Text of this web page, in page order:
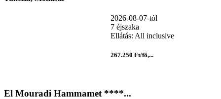
2026-08-07-tól
7 éjszaka
Ellátás: All inclusive
267.250 Ft/fő,...
El Mouradi Hammamet ****...